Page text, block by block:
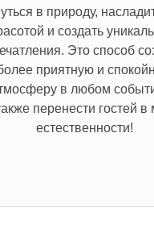
в природу,
и создать
Это способ
приятную и
в любом
перенести гостей в
естественности!